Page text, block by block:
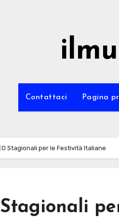
Contattaci Pagina
Stagionali per le Festività Italiane